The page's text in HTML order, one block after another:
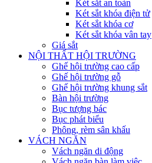
Két sắt an toàn
Két sắt khóa điện tử
Két sắt khóa cơ
Két sắt khóa vân tay
Giá sắt
NỘI THẤT HỘI TRƯỜNG
Ghế hội trường cao cấp
Ghế hội trường gỗ
Ghế hội trường khung sắt
Bàn hội trường
Bục tượng bác
Bục phát biểu
Phông, rèm sân khấu
VÁCH NGĂN
Vách ngăn di động